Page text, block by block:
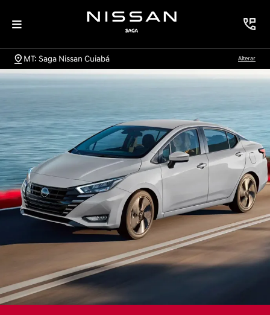
MT: Saga Nissan Cuiabá Alterar